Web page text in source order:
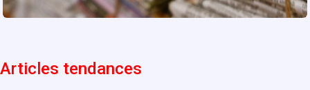
Articles tendances